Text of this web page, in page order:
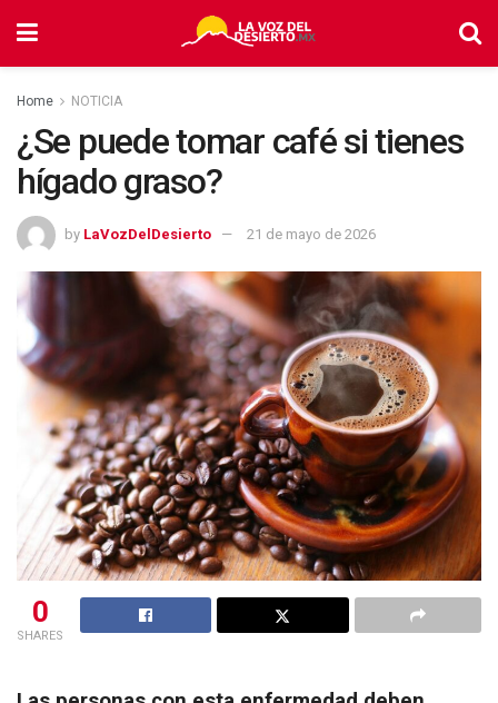
Home NOTICIA
¿Se puede tomar café si tienes
hígado graso?
by LaVozDelDesierto 21 de mayo de 2026
0
SHARES